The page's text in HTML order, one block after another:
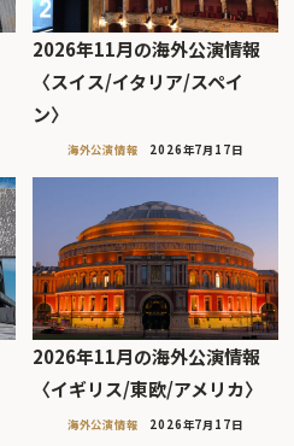
2026年11月の海外公演情報
〈スイス/イタリア/スペイ
ン〉
海外公演情報 2026年7月17日
2026年11月の海外公演情報
〈イギリス/東欧/アメリカ〉
海外公演情報 2026年7月17日